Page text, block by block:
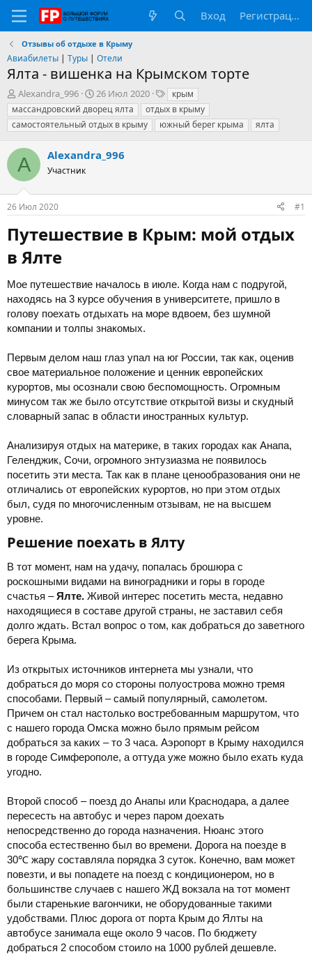
Вход Регистрация
Отзывы об отдыхе в Крыму
Авиабилеты | Туры | Отели
Ялта - вишенка на Крымском торте
А
в
т
о
е
м
ы
Alexandra_996
Д
а
т
а
а
л
26 Июл 2020
Т
е
г
и
крым
массандровский дворец ялта
отдых в крыму
самостоятельный отдых в крыму
южный берег крыма ялта
A Alexandra_996
Участник
26 Июл 2020 #1
Путешествие в Крым: мой отдых
в Ялте​
Мое путешествие началось в июле. Когда нам с подругой,
находясь на 3 курсе обучения в университете, пришло в
голову поехать отдыхать на море вдвоем, без шумной
компании и толпы знакомых.
Первым делом наш глаз упал на юг России, так как, оценив
свое материальное положение и ценник европейских
курортов, мы осознали свою беспомощность. Огромным
минусом так же было отсутствие открытой визы и скудный
словарный запас в области иностранных культур.
Анализируя отдых на материке, в таких городах как Анапа,
Геленджик, Сочи, огромного энтузиазма не появилось
посетить эти места. Так как в плане ценообразования они не
отличались от европейских курортов, но при этом отдых
был, судя по многочисленным отзывам, не на высшем
уровне.
Решение поехать в Ялту​
В тот момент, нам на удачу, попалась брошюра с
роскошными видами на виноградники и горы в городе
счастья –Ялте. Живой интерес посетить места, недавно
находящиеся в составе другой страны, не заставил себя
долго ждать. Встал вопрос о том, как добраться до заветного
берега Крыма.
Из открытых источников интернета мы узнали, что
добраться до моря со стороны полуострова можно тремя
способами. Первый – самый популярный, самолетом.
Причем он стал настолько востребованным маршрутом, что
с нашего города Омска можно было прямым рейсом
добраться за каких – то 3 часа. Аэропорт в Крыму находился
в городе Симферополе, а оттуда уже можно было ехать куда
угодно.
Второй способ – поезд до Анапы или Краснодара, а далее
пересесть на автобус и через паром доехать
непосредственно до города назначения. Нюанс этого
способа естественно был во времени. Дорога на поезде в
30℃ жару составляла порядка 3 суток. Конечно, вам может
повезти, и вы попадете на поезд с кондиционером, но в
большинстве случаев с нашего ЖД вокзала на тот момент
были старенькие вагончики, не оборудованные такими
удобствами. Плюс дорога от порта Крым до Ялты на
автобусе занимала еще около 9 часов. По бюджету
добраться 2 способом стоило на 1000 рублей дешевле.